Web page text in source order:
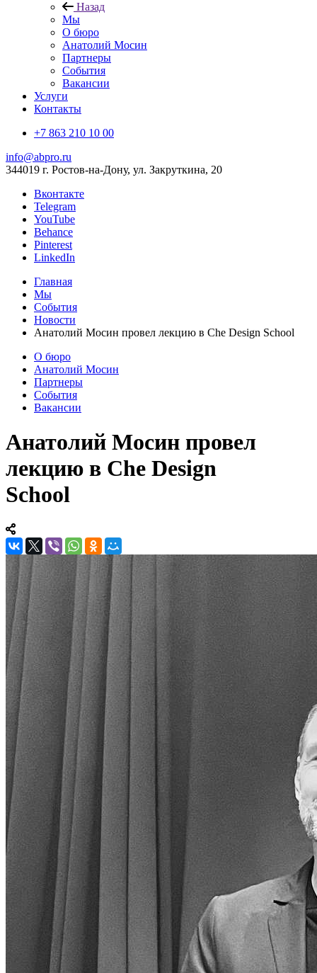
Назад
Мы
О бюро
Анатолий Мосин
Партнеры
События
Вакансии
Услуги
Контакты
+7 863 210 10 00
info@abpro.ru
344019 г. Ростов-на-Дону, ул. Закруткина, 20
Вконтакте
Telegram
YouTube
Behance
Pinterest
LinkedIn
Главная
Мы
События
Новости
Анатолий Мосин провел лекцию в Che Design School
О бюро
Анатолий Мосин
Партнеры
События
Вакансии
Анатолий Мосин провел
лекцию в Che Design
School